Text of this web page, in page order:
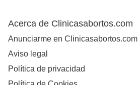
Acerca de Clinicasabortos.com
Anunciarme en Clinicasabortos.com
Aviso legal
Política de privacidad